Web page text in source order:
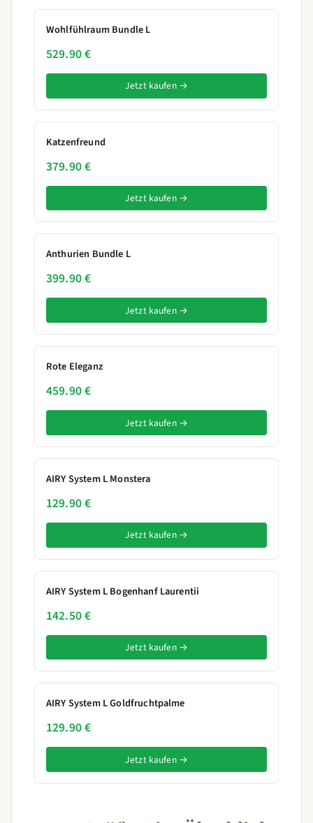
Wohlfühlraum Bundle L
529.90 €
Jetzt kaufen →
Katzenfreund
379.90 €
Jetzt kaufen →
Anthurien Bundle L
399.90 €
Jetzt kaufen →
Rote Eleganz
459.90 €
Jetzt kaufen →
AIRY System L Monstera
129.90 €
Jetzt kaufen →
AIRY System L Bogenhanf Laurentii
142.50 €
Jetzt kaufen →
AIRY System L Goldfruchtpalme
129.90 €
Jetzt kaufen →